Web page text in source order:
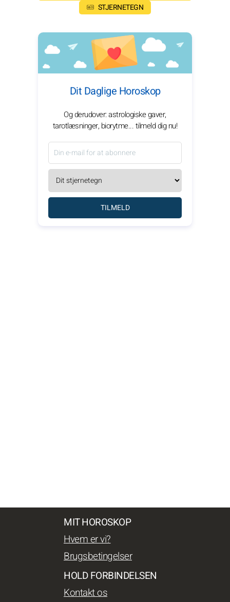
STJERNETEGN
Dit Daglige Horoskop
Og derudover: astrologiske gaver,
tarotlæsninger, biorytme... tilmeld dig nu!
TILMELD
MIT HOROSKOP
Hvem er vi?
Brugsbetingelser
HOLD FORBINDELSEN
Kontakt os